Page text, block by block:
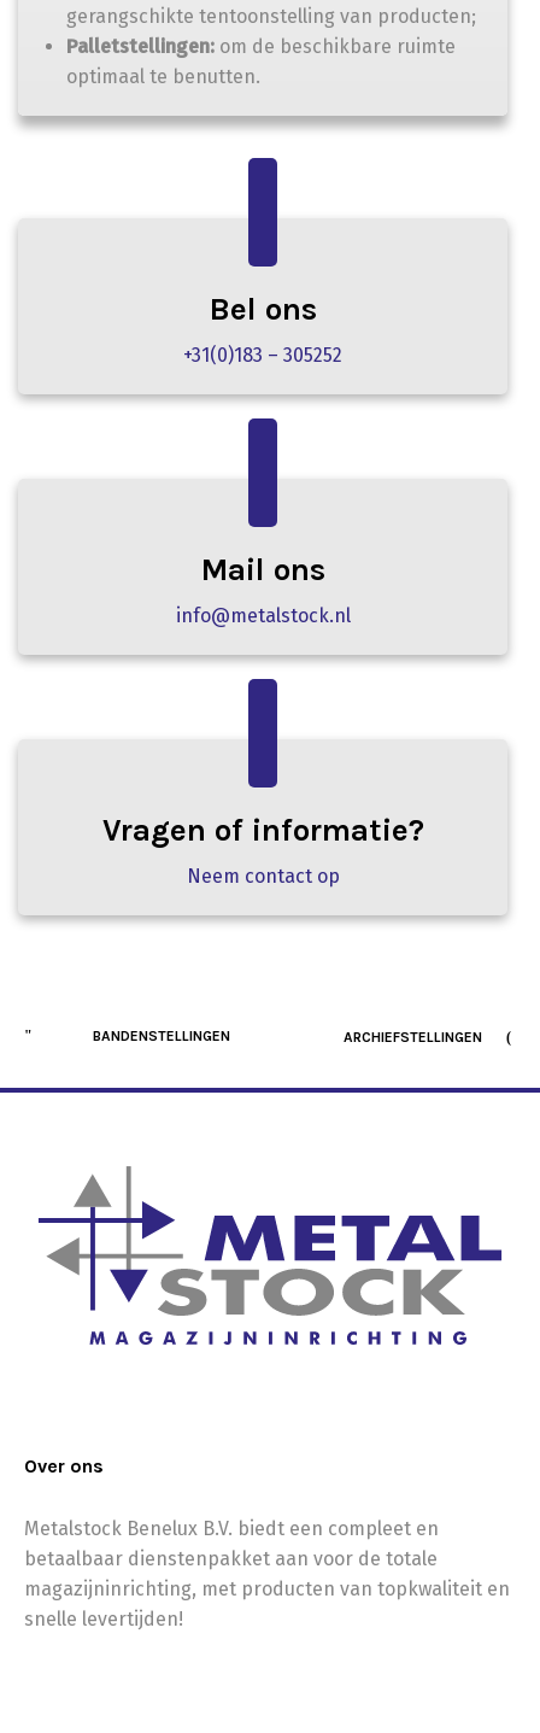
gerangschikte tentoonstelling van producten;
Palletstellingen: om de beschikbare ruimte
optimaal te benutten.
Bel ons
+31(0)183 – 305252
Mail ons
info@metalstock.nl
Vragen of informatie?
Neem contact op
BANDENSTELLINGEN ARCHIEFSTELLINGEN
Over ons
Metalstock Benelux B.V. biedt een compleet en
betaalbaar dienstenpakket aan voor de totale
magazijninrichting, met producten van topkwaliteit en
snelle levertijden!